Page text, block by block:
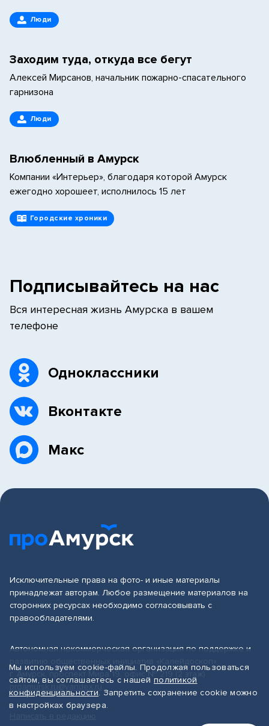
Люди
Заходим туда, откуда все бегут
Алексей Мирсанов, начальник пожарно-спасательного
гарнизона
Люди
Влюбленный в Амурск
Компании «Интерьер», благодаря которой Амурск
ежегодно хорошеет, исполнилось 15 лет
Городские хроники
Подписывайтесь на нас
Вся интересная жизнь Амурска в вашем
телефоне
Одноклассники
Вконтакте
Макс
Исключительные права на фото- и иные материалы
принадлежат авторам. Любое размещение материалов на
сторонних ресурсах необходимо согласовывать с
правообладателями.
Автономная некоммерческая организация по поддержке и
г. Амурск, проспект Мира 19, офис № 219 (2 этаж)
proamursk.ru@yandex.ru
Мы используем cookie-файлы. Продолжая пользоваться
сайтом, вы соглашаетесь с нашей политикой
конфиденциальности. Запретить сохранение cookie можно
в настройках браузера.